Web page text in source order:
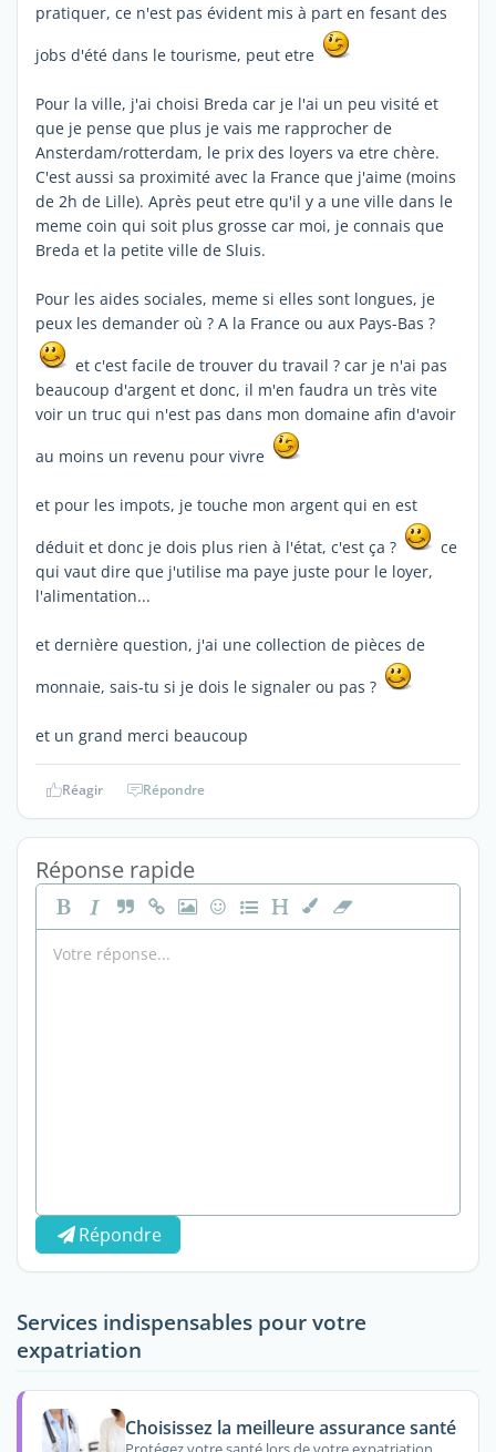
pratiquer, ce n'est pas évident mis à part en fesant des
jobs d'été dans le tourisme, peut etre
Pour la ville, j'ai choisi Breda car je l'ai un peu visité et
que je pense que plus je vais me rapprocher de
Ansterdam/rotterdam, le prix des loyers va etre chère.
C'est aussi sa proximité avec la France que j'aime (moins
de 2h de Lille). Après peut etre qu'il y a une ville dans le
meme coin qui soit plus grosse car moi, je connais que
Breda et la petite ville de Sluis.
Pour les aides sociales, meme si elles sont longues, je
peux les demander où ? A la France ou aux Pays-Bas ?
et c'est facile de trouver du travail ? car je n'ai pas
beaucoup d'argent et donc, il m'en faudra un très vite
voir un truc qui n'est pas dans mon domaine afin d'avoir
au moins un revenu pour vivre
et pour les impots, je touche mon argent qui en est
déduit et donc je dois plus rien à l'état, c'est ça ?
ce
qui vaut dire que j'utilise ma paye juste pour le loyer,
l'alimentation...
et dernière question, j'ai une collection de pièces de
monnaie, sais-tu si je dois le signaler ou pas ?
et un grand merci beaucoup
Réagir Répondre
Réponse rapide
Répondre
Services indispensables pour votre
expatriation
Choisissez la meilleure assurance santé